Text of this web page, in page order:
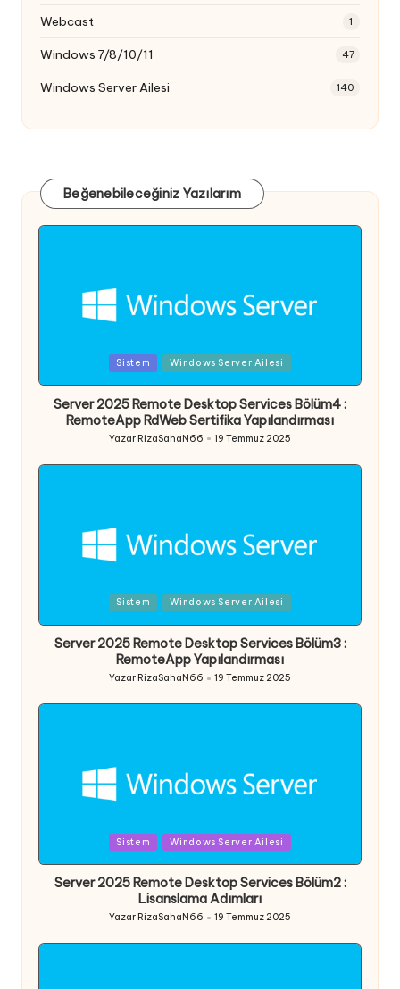
Webcast 1
Windows 7/8/10/11 47
Windows Server Ailesi 140
Beğenebileceğiniz Yazılarım
Sistem Windows Server Ailesi
Server 2025 Remote Desktop Services Bölüm4 :
RemoteApp RdWeb Sertifika Yapılandırması
Posted
Yazar RizaSahaN66 19 Temmuz 2025
Sistem Windows Server Ailesi
Server 2025 Remote Desktop Services Bölüm3 :
RemoteApp Yapılandırması
Posted
by
Yazar RizaSahaN66 19 Temmuz 2025
Sistem Windows Server Ailesi
Server 2025 Remote Desktop Services Bölüm2 :
Lisanslama Adımları
Yazar RizaSahaN66 19 Temmuz 2025